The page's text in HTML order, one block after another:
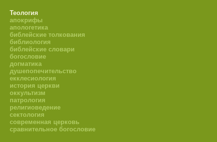
Теология
апокрифы
апологетика
библейские толкования
библиология
библейские словари
богословие
догматика
душепопечительство
екклесиология
история церкви
оккультизм
патрология
религиоведение
сектология
современная церковь
сравнительное богословие